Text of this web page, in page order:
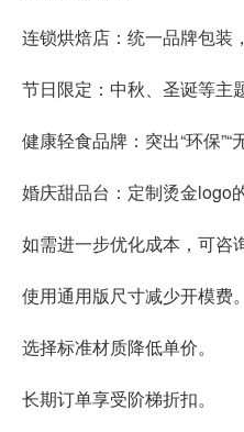
连锁烘焙店：统一品牌包装
节日限定：中秋、圣诞等主
健康轻食品牌：突出“环保”“
婚庆甜品台：定制烫金logo
如需进一步优化成本，可咨
使用通用版尺寸减少开模费。
选择标准材质降低单价。
长期订单享受阶梯折扣。